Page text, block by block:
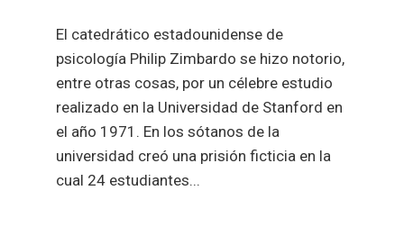
El catedrático estadounidense de
psicología Philip Zimbardo se hizo notorio,
entre otras cosas, por un célebre estudio
realizado en la Universidad de Stanford en
el año 1971. En los sótanos de la
universidad creó una prisión ficticia en la
cual 24 estudiantes...